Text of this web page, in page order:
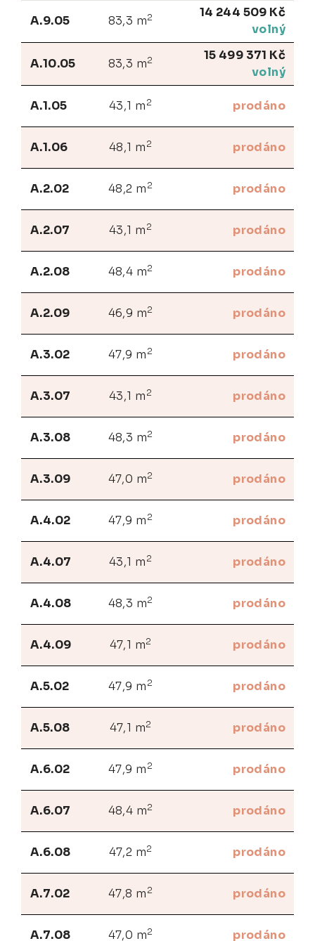
A.9.05 83,3 m2
14 244 509 Kč
volný
A.10.05 83,3 m2
15 499 371 Kč
volný
A.1.05 43,1 m 2 prodáno
A.1.06 48,1 m 2 prodáno
A.2.02 48,2 m 2 prodáno
A.2.07 43,1 m 2 prodáno
A.2.08 48,4 m2 prodáno
A.2.09 46,9 m2 prodáno
A.3.02 47,9 m 2 prodáno
A.3.07 43,1 m 2 prodáno
A.3.08 48,3 m2 prodáno
A.3.09 47,0 m2 prodáno
A.4.02 47,9 m 2 prodáno
A.4.07 43,1 m 2 prodáno
A.4.08 48,3 m2 prodáno
A.4.09 47,1 m2 prodáno
A.5.02 47,9 m 2 prodáno
A.5.08 47,1 m2 prodáno
A.6.02 47,9 m 2 prodáno
A.6.07 48,4 m2 prodáno
A.6.08 47,2 m2 prodáno
A.7.02 47,8 m 2 prodáno
A.7.08 47,0 m2 prodáno